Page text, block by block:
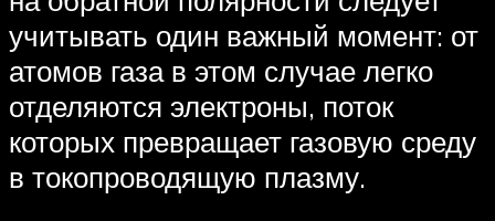
учитывать один важный момент: от
атомов газа в этом случае легко
отделяются электроны, поток
которых превращает газовую среду
в токопроводящую плазму.